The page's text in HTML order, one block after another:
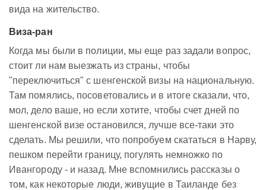
вида на жительство.
Виза-ран
Когда мы были в полиции, мы еще раз задали вопрос,
стоит ли нам выезжать из страны, чтобы
"переключиться" с шенгенской визы на национальную.
Там помялись, посоветовались и в итоге сказали, что,
мол, дело ваше, но если хотите, чтобы счет дней по
шенгенской визе остановился, лучше все-таки это
сделать. Мы решили, что попробуем скататься в Нарву,
пешком перейти границу, погулять немножко по
Ивангороду - и назад. Мне вспомнились рассказы о
том, как некоторые люди, живущие в Таиланде без